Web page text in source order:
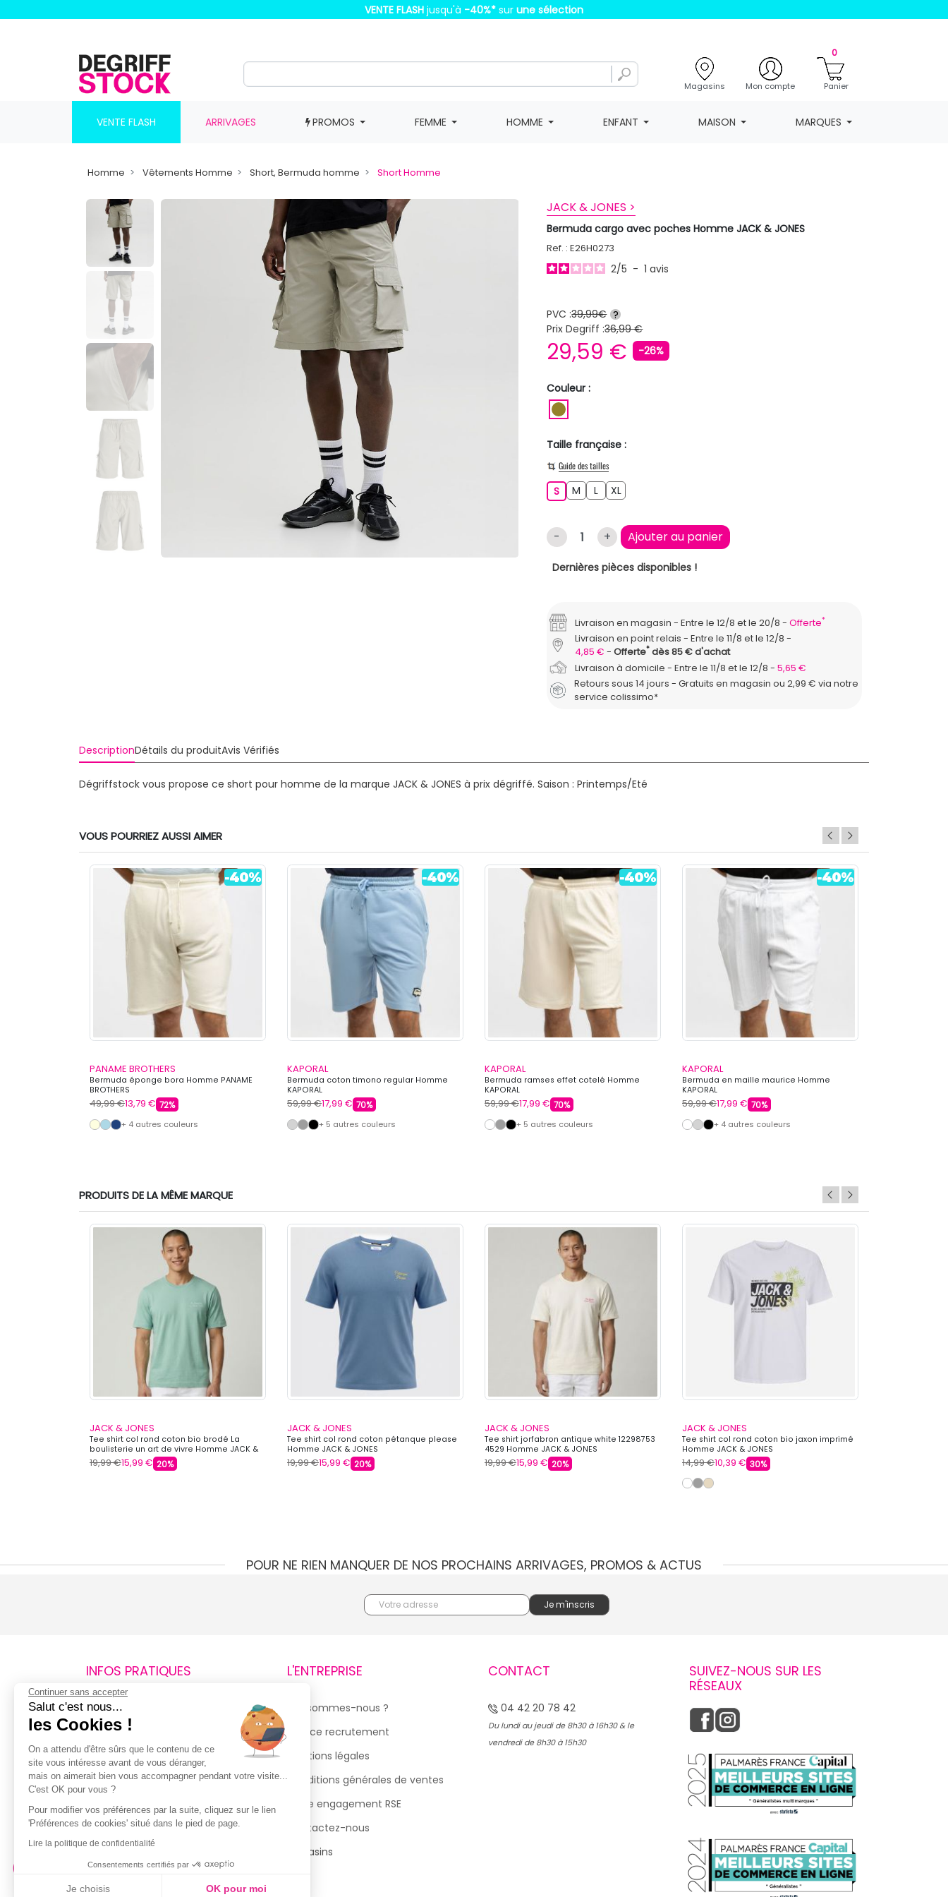
VENTE FLASH jusqu'à -40%* sur une sélection
Magasins Mon compte
0
Panier
VENTE FLASH ARRIVAGES PROMOS FEMME HOMME ENFANT MAISON MARQUES
Homme Vêtements Homme Short, Bermuda homme Short Homme
JACK & JONES >
Bermuda cargo avec poches Homme JACK & JONES
Ref. : E26H0273
2/5 - 1avis
PVC :39,99€ ?
Prix Degriff :36,99 €
29,59 € -26%
Couleur :
Taille française :
Guide des tailles
SS M LL XLXL
- + Ajouter au panier
Dernières pièces disponibles !
Livraison en magasin Entre le 12/8 et le 20/8 Offerte*
Livraison en point relais
Entre le 11/8 et le 12/8
4,85 €
Offerte*dès 85 € d'achat
Livraison à domicile
Entre le 11/8 et le 12/8
5,65 €
Retours sous 14 jours - Gratuits en magasin ou 2,99 € via notre
service colissimo*
DescriptionDétails du produitAvis Vérifiés
Dégriffstock vous propose ce short pour homme de la marque JACK & JONES à prix dégriffé. Saison : Printemps/Eté
VOUS POURRIEZ AUSSI AIMER
PANAME BROTHERS
Bermuda éponge bora Homme PANAME
BROTHERS
49,99 €13,79 € 72%
+ 4 autres couleurs
KAPORAL
Bermuda coton timono regular Homme
KAPORAL
59,99 €17,99 € 70%
+ 5 autres couleurs
KAPORAL
Bermuda ramses effet cotelé Homme
KAPORAL
59,99 €17,99 € 70%
+ 5 autres couleurs
KAPORAL
Bermuda en maille maurice Homme
KAPORAL
59,99 €17,99 € 70%
+ 4 autres couleurs
PRODUITS DE LA MÊME MARQUE
JACK & JONES
Tee shirt col rond coton bio brodé La
boulisterie un art de vivre Homme JACK &
JONES
19,99 €15,99 € 20%
JACK & JONES
Tee shirt col rond coton pétanque please
Homme JACK & JONES
19,99 €15,99 € 20%
JACK & JONES
Tee shirt jorfabron antique white 12298753
4529 Homme JACK & JONES
19,99 €15,99 € 20%
JACK & JONES
Tee shirt col rond coton bio jaxon imprimé
Homme JACK & JONES
14,99 €10,39 € 30%
POUR NE RIEN MANQUER DE NOS PROCHAINS ARRIVAGES, PROMOS & ACTUS
INFOS PRATIQUES
Retours et remboursements
Suivi de commande
Livraisons
Guide des tailles
Politique de confidentialité
Conditions générales d’utilisation
de la Carte de Fidélité
L'ENTREPRISE
Qui sommes-nous ?
Espace recrutement
Mentions légales
Conditions générales de ventes
Notre engagement RSE
Contactez-nous
Magasins
CONTACT
04 42 20 78 42
Du lundi au jeudi de 8h30 à 16h30 & le
vendredi de 8h30 à 15h30
SUIVEZ-NOUS SUR LES
RÉSEAUX
Continuer sans accepter
Salut c'est nous...
les Cookies !
On a attendu d'être sûrs que le contenu de ce
site vous intéresse avant de vous déranger,
mais on aimerait bien vous accompagner pendant votre visite...
C'est OK pour vous ?
Pour modifier vos préférences par la suite, cliquez sur le lien
'Préférences de cookies' situé dans le pied de page.
Lire la politique de confidentialité
Consentements certifiés par
Je choisis OK pour moi